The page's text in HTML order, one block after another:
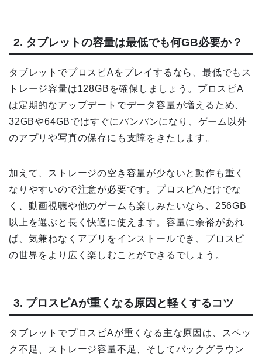
2. タブレットの容量は最低でも何GB必要か？
タブレットでプロスピAをプレイするなら、最低でもス
トレージ容量は128GBを確保しましょう。プロスピA
は定期的なアップデートでデータ容量が増えるため、
32GBや64GBではすぐにパンパンになり、ゲーム以外
のアプリや写真の保存にも支障をきたします。
加えて、ストレージの空き容量が少ないと動作も重く
なりやすいので注意が必要です。プロスピAだけでな
く、動画視聴や他のゲームも楽しみたいなら、256GB
以上を選ぶと長く快適に使えます。容量に余裕があれ
ば、気兼ねなくアプリをインストールでき、プロスピ
の世界をより広く楽しむことができるでしょう。
3. プロスピAが重くなる原因と軽くするコツ
タブレットでプロスピAが重くなる主な原因は、スペッ
ク不足、ストレージ容量不足、そしてバックグラウン